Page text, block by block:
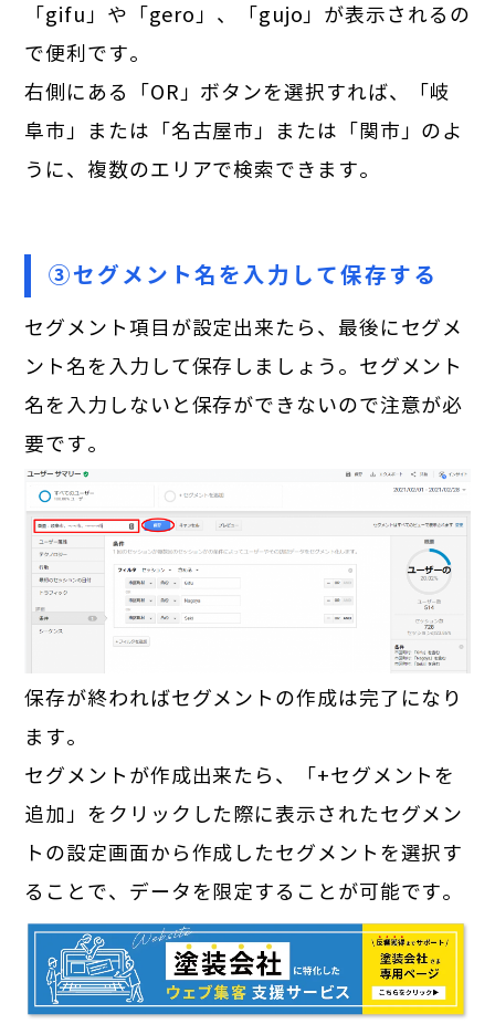
「gifu」や「gero」、「gujo」が表示されるの
で便利です。
右側にある「OR」ボタンを選択すれば、「岐
阜市」または「名古屋市」または「関市」のよ
うに、複数のエリアで検索できます。
③セグメント名を入力して保存する
セグメント項目が設定出来たら、最後にセグメ
ント名を入力して保存しましょう。セグメント
名を入力しないと保存ができないので注意が必
要です。
保存が終わればセグメントの作成は完了になり
ます。
セグメントが作成出来たら、「+セグメントを
追加」をクリックした際に表示されたセグメン
トの設定画面から作成したセグメントを選択す
ることで、データを限定することが可能です。